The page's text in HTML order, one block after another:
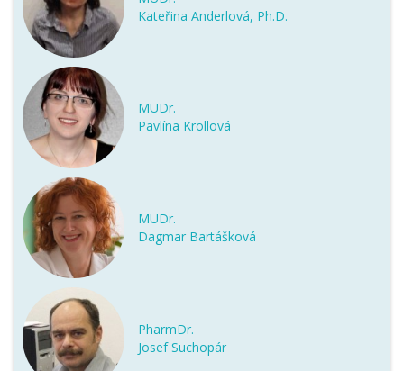
Kateřina Anderlová, Ph.D.
MUDr.
Pavlína Krollová
MUDr.
Dagmar Bartášková
PharmDr.
Josef Suchopár